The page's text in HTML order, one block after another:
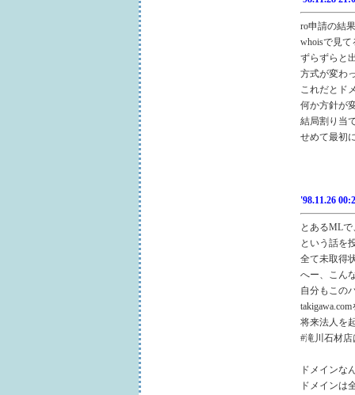
ro申請の結
whoisで見
ずらずらと
方式が変わ
これだとド
何か方針が
結局割り当
せめて最初
'98.11.26
とあるML
という話を
全て未取得
へー、こん
自分もこの
将来法人を
#滝川石材
ドメインな
ドメインは